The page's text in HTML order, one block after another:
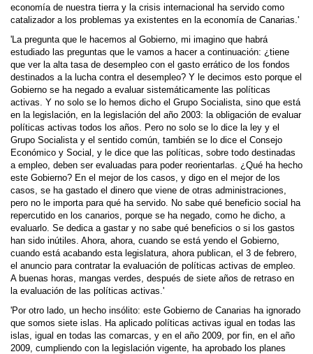
economía de nuestra tierra y la crisis internacional ha servido como
catalizador a los problemas ya existentes en la economía de Canarias.'
'La pregunta que le hacemos al Gobierno, mi imagino que habrá
estudiado las preguntas que le vamos a hacer a continuación: ¿tiene
que ver la alta tasa de desempleo con el gasto errático de los fondos
destinados a la lucha contra el desempleo? Y le decimos esto porque el
Gobierno se ha negado a evaluar sistemáticamente las políticas
activas. Y no solo se lo hemos dicho el Grupo Socialista, sino que está
en la legislación, en la legislación del año 2003: la obligación de evaluar
políticas activas todos los años. Pero no solo se lo dice la ley y el
Grupo Socialista y el sentido común, también se lo dice el Consejo
Económico y Social, y le dice que las políticas, sobre todo destinadas
a empleo, deben ser evaluadas para poder reorientarlas. ¿Qué ha hecho
este Gobierno? En el mejor de los casos, y digo en el mejor de los
casos, se ha gastado el dinero que viene de otras administraciones,
pero no le importa para qué ha servido. No sabe qué beneficio social ha
repercutido en los canarios, porque se ha negado, como he dicho, a
evaluarlo. Se dedica a gastar y no sabe qué beneficios o si los gastos
han sido inútiles. Ahora, ahora, cuando se está yendo el Gobierno,
cuando está acabando esta legislatura, ahora publican, el 3 de febrero,
el anuncio para contratar la evaluación de políticas activas de empleo.
A buenas horas, mangas verdes, después de siete años de retraso en
la evaluación de las políticas activas.'
'Por otro lado, un hecho insólito: este Gobierno de Canarias ha ignorado
que somos siete islas. Ha aplicado políticas activas igual en todas las
islas, igual en todas las comarcas, y en el año 2009, por fin, en el año
2009, cumpliendo con la legislación vigente, ha aprobado los planes